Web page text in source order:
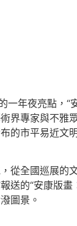
一年夜亮點，“
界專家與不雅
的市平易近
從全國巡展的
送的“安康版
圖景。